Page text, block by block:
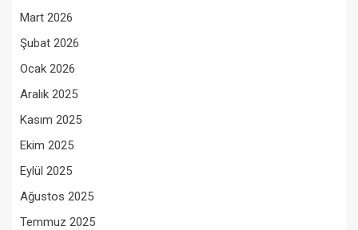
Mart 2026
Şubat 2026
Ocak 2026
Aralık 2025
Kasım 2025
Ekim 2025
Eylül 2025
Ağustos 2025
Temmuz 2025